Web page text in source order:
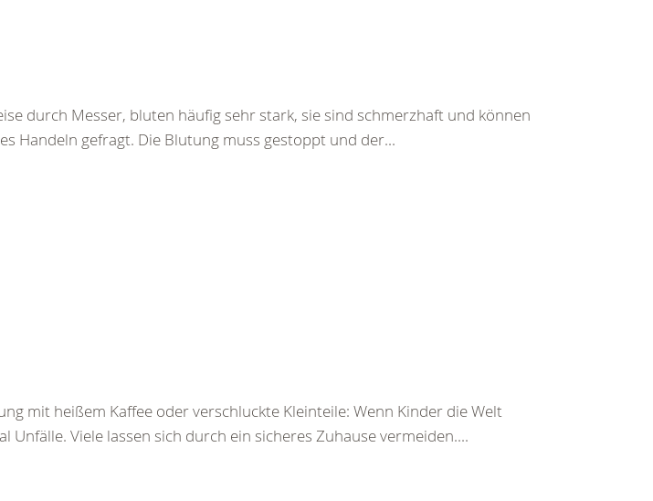
durch Messer, bluten häufig sehr stark, sie sind schmerzhaft und können
Handeln gefragt. Die Blutung muss gestoppt und der...
mit heißem Kaffee oder verschluckte Kleinteile: Wenn Kinder die Welt
Unfälle. Viele lassen sich durch ein sicheres Zuhause vermeiden....